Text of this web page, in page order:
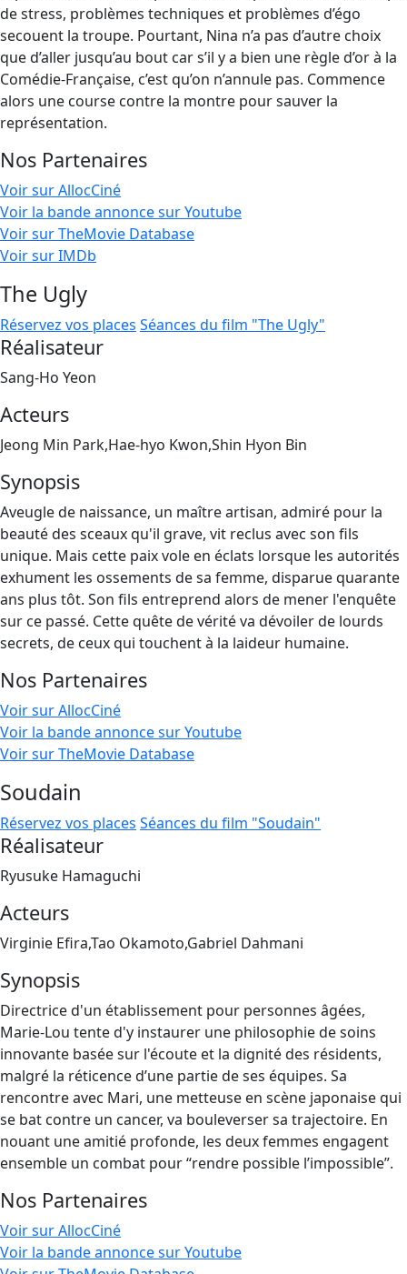
de stress, problèmes techniques et problèmes d’égo
secouent la troupe. Pourtant, Nina n’a pas d’autre choix
que d’aller jusqu’au bout car s’il y a bien une règle d’or à la
Comédie-Française, c’est qu’on n’annule pas. Commence
alors une course contre la montre pour sauver la
représentation.
Nos Partenaires
Voir sur AllocCiné
Voir la bande annonce sur Youtube
Voir sur TheMovie Database
Voir sur IMDb
The Ugly
Réservez vos places Séances du film "The Ugly"
Réalisateur
Sang-Ho Yeon
Acteurs
Jeong Min Park,Hae-hyo Kwon,Shin Hyon Bin
Synopsis
Aveugle de naissance, un maître artisan, admiré pour la
beauté des sceaux qu'il grave, vit reclus avec son fils
unique. Mais cette paix vole en éclats lorsque les autorités
exhument les ossements de sa femme, disparue quarante
ans plus tôt. Son fils entreprend alors de mener l'enquête
sur ce passé. Cette quête de vérité va dévoiler de lourds
secrets, de ceux qui touchent à la laideur humaine.
Nos Partenaires
Voir sur AllocCiné
Voir la bande annonce sur Youtube
Voir sur TheMovie Database
Soudain
Réservez vos places Séances du film "Soudain"
Réalisateur
Ryusuke Hamaguchi
Acteurs
Virginie Efira,Tao Okamoto,Gabriel Dahmani
Synopsis
Directrice d'un établissement pour personnes âgées,
Marie-Lou tente d'y instaurer une philosophie de soins
innovante basée sur l'écoute et la dignité des résidents,
malgré la réticence d’une partie de ses équipes. Sa
rencontre avec Mari, une metteuse en scène japonaise qui
se bat contre un cancer, va bouleverser sa trajectoire. En
nouant une amitié profonde, les deux femmes engagent
ensemble un combat pour “rendre possible l’impossible”.
Nos Partenaires
Voir sur AllocCiné
Voir la bande annonce sur Youtube